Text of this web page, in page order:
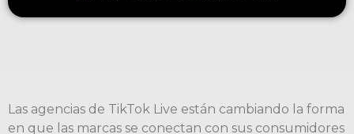
Las agencias de TikTok Live están cambiando la forma
en que las marcas se conectan con sus consumidores